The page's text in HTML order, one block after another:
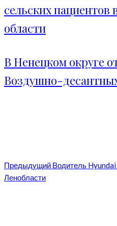
сельских пациентов
области
В Ненецком округе
Воздушно-
Предыдущий Водитель
Ленобласти